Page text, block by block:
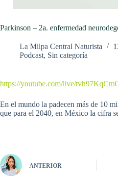
Parkinson – 2a. enfermedad
La Milpa Central Naturista
Podcast, Sin categoría
https://youtube.com/live/
En el mundo la padecen más de 10
que para el 2040, en México la cifra
ANTERIOR